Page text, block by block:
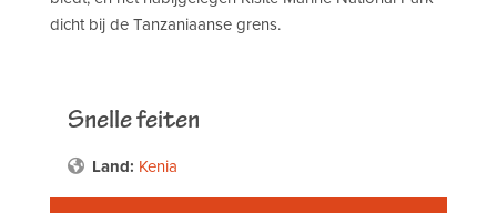
dicht bij de Tanzaniaanse grens.
Snelle feiten
Land: Kenia